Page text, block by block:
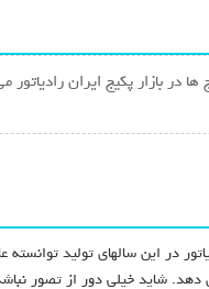
در بازار پکیج ایران
در این سالهای تولید